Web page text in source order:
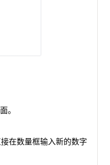
。
在数量框输入新的数字